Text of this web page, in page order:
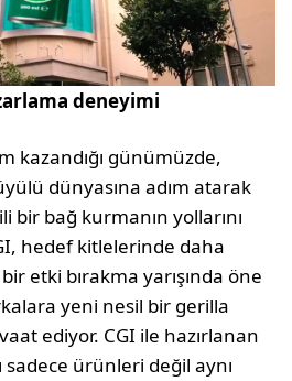
deneyimi
kazandığı günü­müzde,
dünya­sına adım atarak
bağ kurmanın yollarını
hedef kitlelerinde daha
etki bırakma yarışında öne
yeni nesil bir gerilla
ediyor. CGI ile hazırlanan
ürünleri değil aynı